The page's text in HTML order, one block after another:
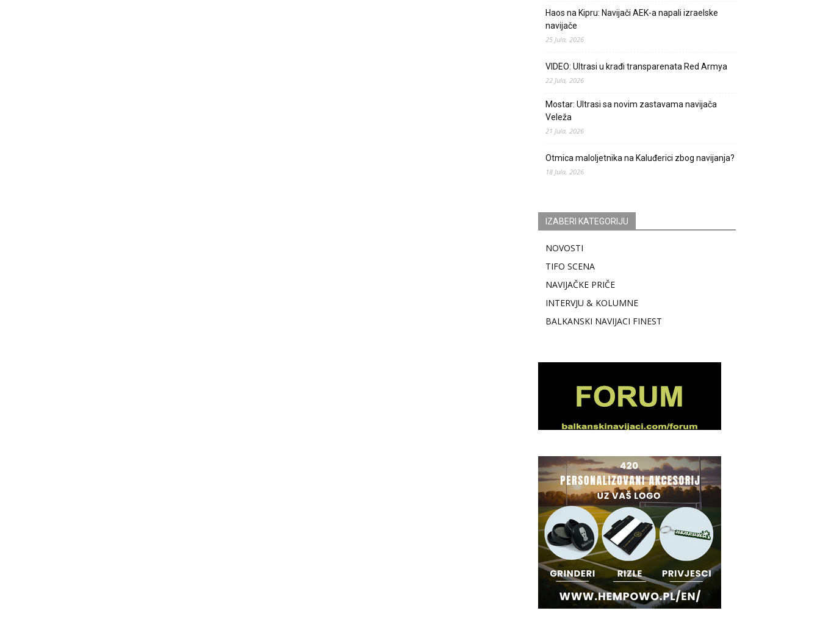
Haos na Kipru: Navijači AEK-a napali izraelske
navijače
25 Jula, 2026
VIDEO: Ultrasi u krađi transparenata Red Armya
22 Jula, 2026
Mostar: Ultrasi sa novim zastavama navijača
Veleža
21 Jula, 2026
Otmica maloljetnika na Kaluđerici zbog navijanja?
18 Jula, 2026
IZABERI KATEGORIJU
NOVOSTI
TIFO SCENA
NAVIJAČKE PRIČE
INTERVJU & KOLUMNE
BALKANSKI NAVIJACI FINEST